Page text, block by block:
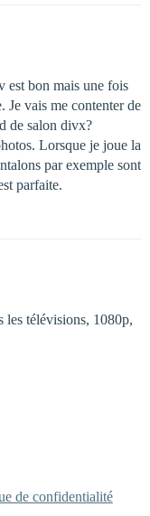
est bon mais une fois
Je vais me contenter de
de salon divx?
Lorsque je joue la
par exemple sont
parfaite.
les télévisions, 1080p,
de confidentialité